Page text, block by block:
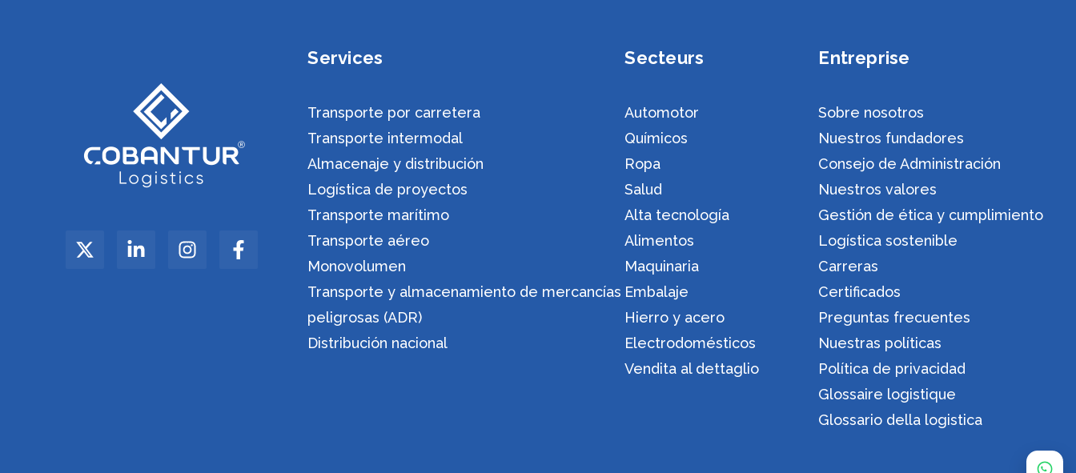
Services
Transporte por carretera
Transporte intermodal
Almacenaje y distribución
Logística de proyectos
Transporte marítimo
Transporte aéreo
Monovolumen
Transporte y almacenamiento de mercancías
peligrosas (ADR)
Distribución nacional
Secteurs
Automotor
Químicos
Ropa
Salud
Alta tecnología
Alimentos
Maquinaria
Embalaje
Hierro y acero
Electrodomésticos
Vendita al dettaglio
Entreprise
Sobre nosotros
Nuestros fundadores
Consejo de Administración
Nuestros valores
Gestión de ética y cumplimiento
Logística sostenible
Carreras
Certificados
Preguntas frecuentes
Nuestras políticas
Política de privacidad
Glossaire logistique
Glossario della logistica